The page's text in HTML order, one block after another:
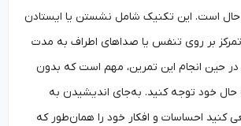
است. این تکنیک شامل نشستن یا ایستادن
بر روی تنفس یا صداهای اطراف به مدت
حین انجام این تمرین، مهم است که بدون
توجه کنید. به‌جای اندیشیدن به
احساسات و افکار خود را همان‌طور که